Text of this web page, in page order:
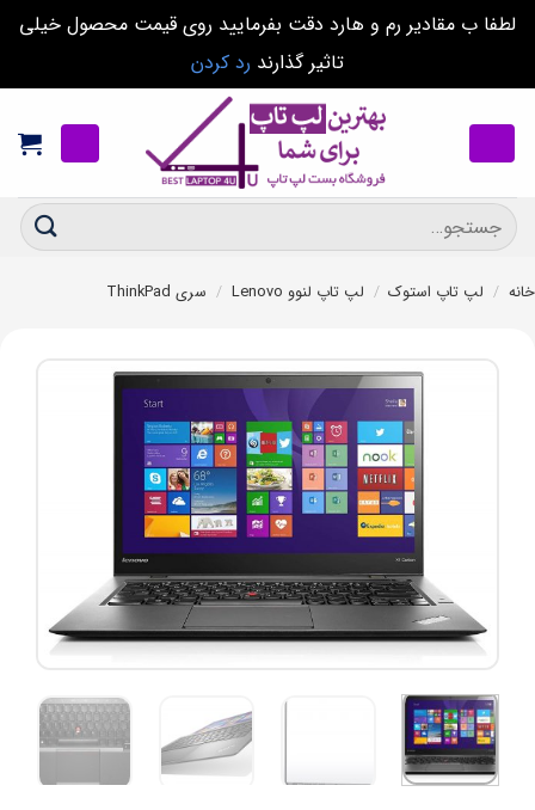
لطفا ب مقادیر رم و هارد دقت بفرمایید روی قیمت محصول خیلی
تاثیر گذارند رد کردن
content
جستجو
برای:
خانه / لپ تاپ استوک / لپ تاپ لنوو Lenovo / سری ThinkPad